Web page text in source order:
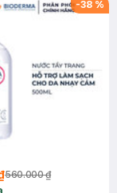
-38 %
560.000 ₫